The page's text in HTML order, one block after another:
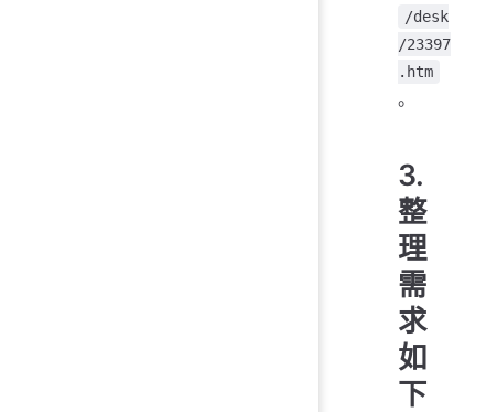
/desk
/23397
.htm
。
3.
整
理
需
求
如
下